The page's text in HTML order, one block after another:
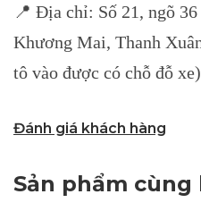
📍 Địa chỉ: Số 21, ngõ
Khương Mai, Thanh
tô vào được có chỗ đỗ xe)
Đánh giá khách hàng
Sản phẩm cùng